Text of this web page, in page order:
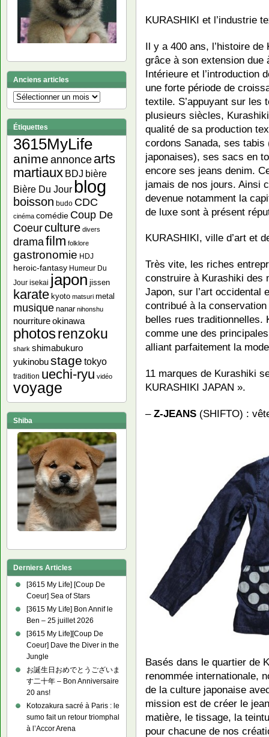
KURASHIKI et l’industrie
Il y a 400 ans, l’histoire
grâce à son extension due
Intérieure et l’introduction
une forte période de
textile. S’appuyant sur les
plusieurs siècles,
qualité de sa production
cordons Sanada, ses
japonaises), ses sacs en
encore ses jeans denim.
jamais de nos jours. Ainsi
devenue notamment la
de luxe sont à présent
KURASHIKI, ville d’art et
Très vite, les riches
construire à Kurashiki des
Japon, sur l’art occidental
contribué à la
belles rues traditionnelles.
comme une des
alliant parfaitement la
11 marques de Kurashiki
KURASHIKI JAPAN ».
– Z-JEANS (SHIFTO) :
Basés dans le quartier de
renommée internationale,
de la culture japonaise
mission est de créer le
matière, le tissage, la
pour chacune de nos
Anciens articles
Anciens
articles
Étiquettes
3615MyLife
anime annonce arts
martiaux BDJ bière
Bière Du Jour blog
boisson budo CDC
cinéma comédie Coup De
Coeurculture divers
dramafilm folklore
gastronomie HDJ
heroic-fantasy Humeur Du
Jour isekai japon jissen
karate kyoto matsuri metal
musique nanar nihonshu
nourritureokinawa
photosrenzoku
shark shimabukuro
yukinobustage tokyo
tradition uechi-ryu vidéo
voyage
Shiba
Derniers Articles
[3615 My Life] [Coup De
Coeur] Sea of Stars
[3615 My Life] Bon Annif le
Ben – 25 juillet 2026
[3615 My Life][Coup De
Coeur] Dave the Diver in the
Jungle
お誕生日おめでとうございま
す二十年 – Bon Anniversaire
20 ans!
Kotozakura sacré à Paris : le
sumo fait un retour triomphal
à l’Accor Arena